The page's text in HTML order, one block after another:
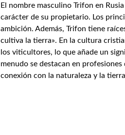
El nombre masculino Trifon en
carácter de su propietario. Los
ambición. Además, Trifon tiene
cultiva la tierra». En la cultura
los viticultores, lo que añade un
menudo se destacan en
conexión con la naturaleza y la